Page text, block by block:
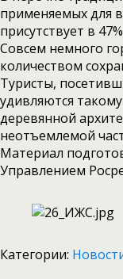
применяемых для
присутствует в
Совсем немного
количеством
Туристы,
удивляются
деревянной
неотъемлемой
Материал
Управлением
Категории: